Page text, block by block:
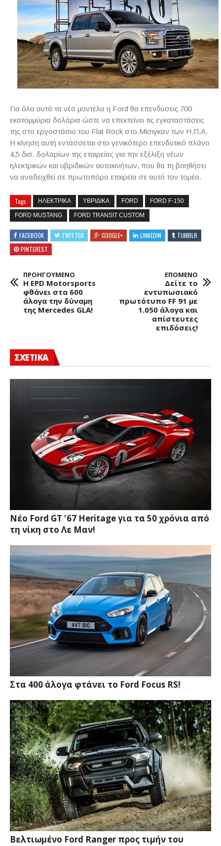
Για όλα αυτά τα νέα μοντέλα η Ford θα επενδύσεις 700
εκατομμύρια δολάρια ώστε να επεκτείνει τις εγκαταστάσεις
της στο εργοστάσιο του Flat Rock στο Μίσιγκαν των Η.Π.Α.
Η κίνηση αυτή εντάσσεται στο γενικότερο επενδυτικό πλάνο
4,5 δισ. δολαρίων της εταιρείας για την εξέλιξη νέων
ηλεκτρικών και υβριδικών αυτοκινήτων, που θα τη βοηθήσει
να αναδειχθεί σε πρωτοπόρο εταιρεία σε αυτό τον τομέα.
Tags ΗΛΕΚΤΡΙΚΑ ΥΒΡΙΔΙΚΑ FORD FORD F-150
FORD MUSTANG FORD TRANSIT CUSTOM
FACEBOOK TWITTER GOOGLE+ LINKEDIN
TUMBLR
PINTEREST
ΠΡΟΗΓΟΥΜΕΝΟ
Η EPD Motorsports
φθάνει στα 600
άλογα την δύναμη
της Mercedes GLA!
ΕΠΟΜΕΝΟ
Δείτε το
εντυπωσιακό
πρωτότυπο FF 91 με
1.050 άλογα και
απίστευτες
επιδόσεις!
ΣΧΕΤΙΚΑ
Νέο Ford GT '67 Heritage για τα 50 χρόνια από
τη νίκη στο Λε Μαν!
Στα 400 άλογα φτάνει το Ford Focus RS!
Βελτιωμένο Ford Ranger προς τιμήν του